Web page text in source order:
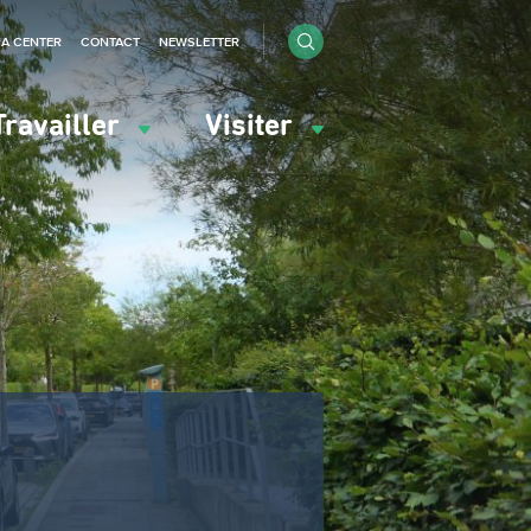
Visiter
CENTER CONTACT NEWSLETTER